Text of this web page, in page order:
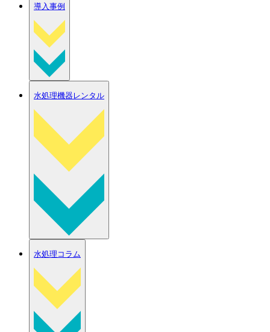
導入事例
水処理機器レンタル
水処理コラム